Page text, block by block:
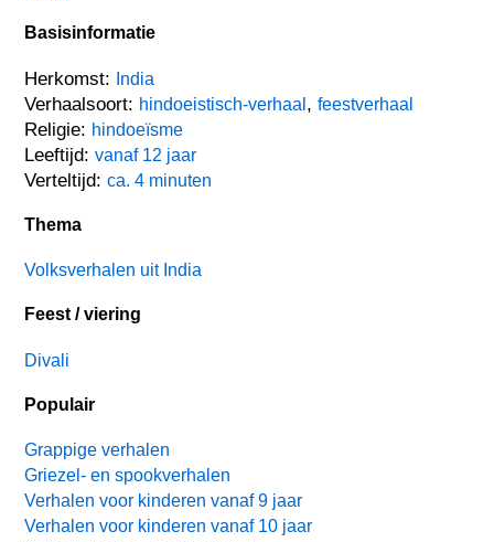
Basisinformatie
Herkomst: India
Verhaalsoort: hindoeistisch-verhaal ,feestverhaal
Religie: hindoeïsme
Leeftijd:vanaf 12 jaar
Verteltijd:ca. 4 minuten
Thema
Volksverhalen uit India
Feest / viering
Divali
Populair
Grappige verhalen
Griezel- en spookverhalen
Verhalen voor kinderen vanaf 9 jaar
Verhalen voor kinderen vanaf 10 jaar